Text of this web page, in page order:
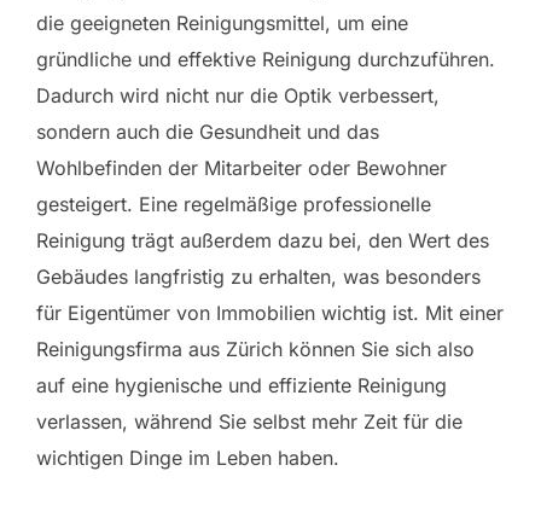
die geeigneten Reinigungsmittel, um eine
gründliche und effektive Reinigung durchzuführen.
Dadurch wird nicht nur die Optik verbessert,
sondern auch die Gesundheit und das
Wohlbefinden der Mitarbeiter oder Bewohner
gesteigert. Eine regelmäßige professionelle
Reinigung trägt außerdem dazu bei, den Wert des
Gebäudes langfristig zu erhalten, was besonders
für Eigentümer von Immobilien wichtig ist. Mit einer
Reinigungsfirma aus Zürich können Sie sich also
auf eine hygienische und effiziente Reinigung
verlassen, während Sie selbst mehr Zeit für die
wichtigen Dinge im Leben haben.